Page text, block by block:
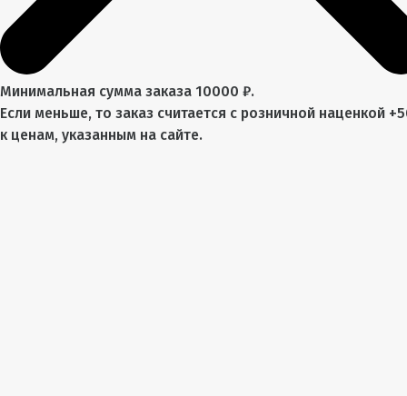
Минимальная сумма заказа 10000 ₽.
Если меньше, то заказ считается с розничной наценкой
к ценам, указанным на сайте.